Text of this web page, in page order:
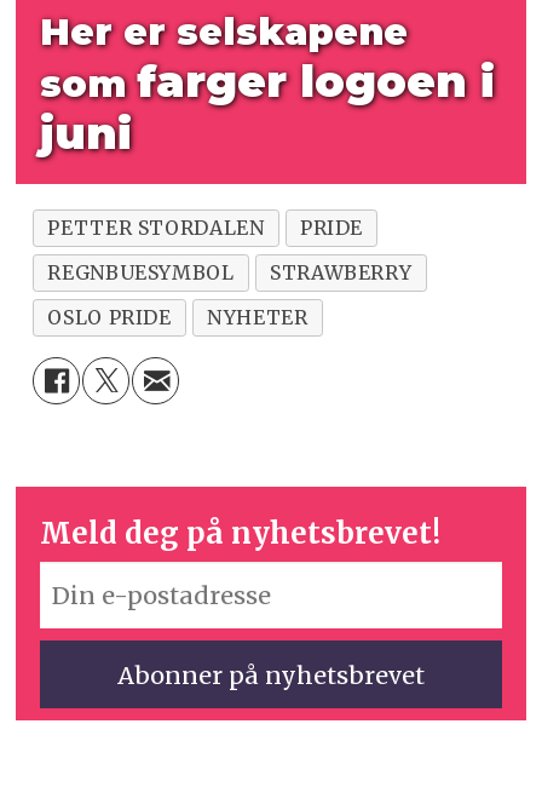
Her er selskapene
somfarger logoen i
juni
PETTER STORDALEN
PRIDE
REGNBUESYMBOL
STRAWBERRY
OSLO PRIDE
NYHETER
Meld deg på nyhetsbrevet!